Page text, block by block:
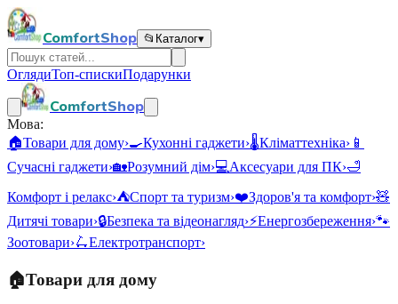
ComfortShop 📂 Каталог▾
ОглядиТоп-спискиПодарунки
ComfortShop
Мова:
🏠Товари для дому›🍳Кухонні гаджети›🌡️Кліматтехніка› 📱
Сучасні гаджети›🏡Розумний дім›💻Аксесуари для ПК›🛁
Комфорт і релакс›⛺Спорт та туризм›❤️Здоров'я та комфорт›🧸
Дитячі товари›🔒Безпека та відеонагляд›⚡Енергозбереження›🐾
Зоотовари›🛴Електротранспорт›
🏠Товари для дому